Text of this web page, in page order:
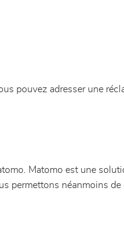
pouvez adresser une
Matomo est une
permettons néanmoins